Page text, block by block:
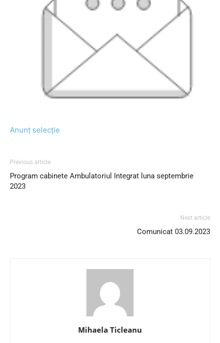
Anunț selecție
Previous article
Program cabinete Ambulatoriul Integrat luna septembrie
2023
Next article
Comunicat 03.09.2023
Mihaela Ticleanu